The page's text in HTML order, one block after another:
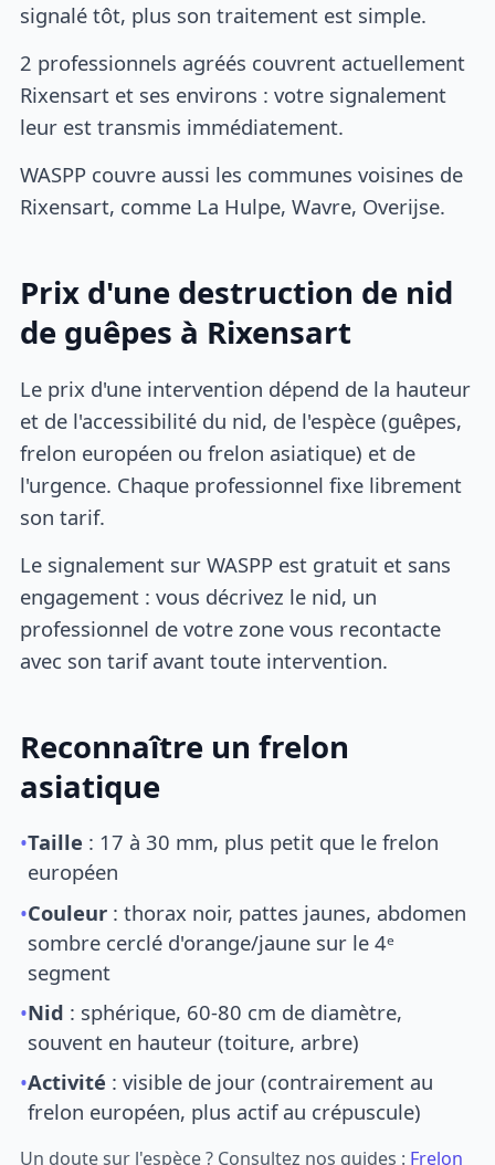
signalé tôt, plus son traitement est simple.
2 professionnels agréés couvrent actuellement
Rixensart et ses environs : votre signalement
leur est transmis immédiatement.
WASPP couvre aussi les communes voisines de
Rixensart, comme La Hulpe, Wavre, Overijse.
Prix d'une destruction de nid
de guêpes à Rixensart
Le prix d'une intervention dépend de la hauteur
et de l'accessibilité du nid, de l'espèce (guêpes,
frelon européen ou frelon asiatique) et de
l'urgence. Chaque professionnel fixe librement
son tarif.
Le signalement sur WASPP est gratuit et sans
engagement : vous décrivez le nid, un
professionnel de votre zone vous recontacte
avec son tarif avant toute intervention.
Reconnaître un frelon
asiatique
•Taille : 17 à 30 mm, plus petit que le frelon
européen
•Couleur : thorax noir, pattes jaunes, abdomen
sombre cerclé d'orange/jaune sur le 4ᵉ
segment
•Nid : sphérique, 60-80 cm de diamètre,
souvent en hauteur (toiture, arbre)
•Activité : visible de jour (contrairement au
frelon européen, plus actif au crépuscule)
Un doute sur l'espèce ? Consultez nos guides : Frelon